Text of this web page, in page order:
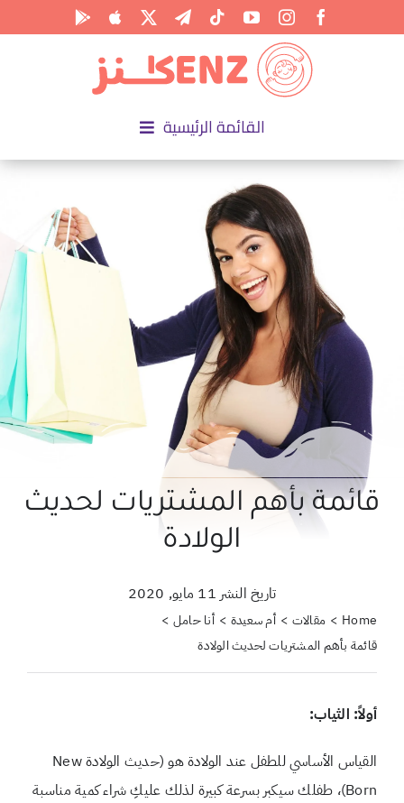
القائمة الرئيسية
الأكاديمية
الأنشطة
المناسبات
المقالات
حول علمتني كنز
احجزي استشارة
قائمة بأهم المشتريات لحديث
الولادة
Home مقالات أم سعيدة
أنا حامل
قائمة بأهم المشتريات لحديث الولادة
تاريخ النشر 11 مايو, 2020
أولاً: الثياب:
القياس الأساسي للطفل عند الولادة هو (حديث الولادة New
Born)، طفلك سيكبر بسرعة كبيرة لذلك عليكِ شراء كمية مناسبة